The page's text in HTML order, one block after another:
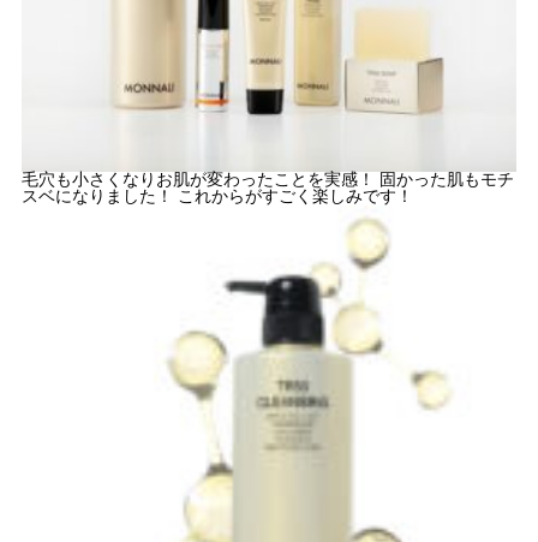
毛穴も小さくなりお肌が変わったことを実感！
固かった肌もモチ
スベになりました！
これからがすごく楽しみです！